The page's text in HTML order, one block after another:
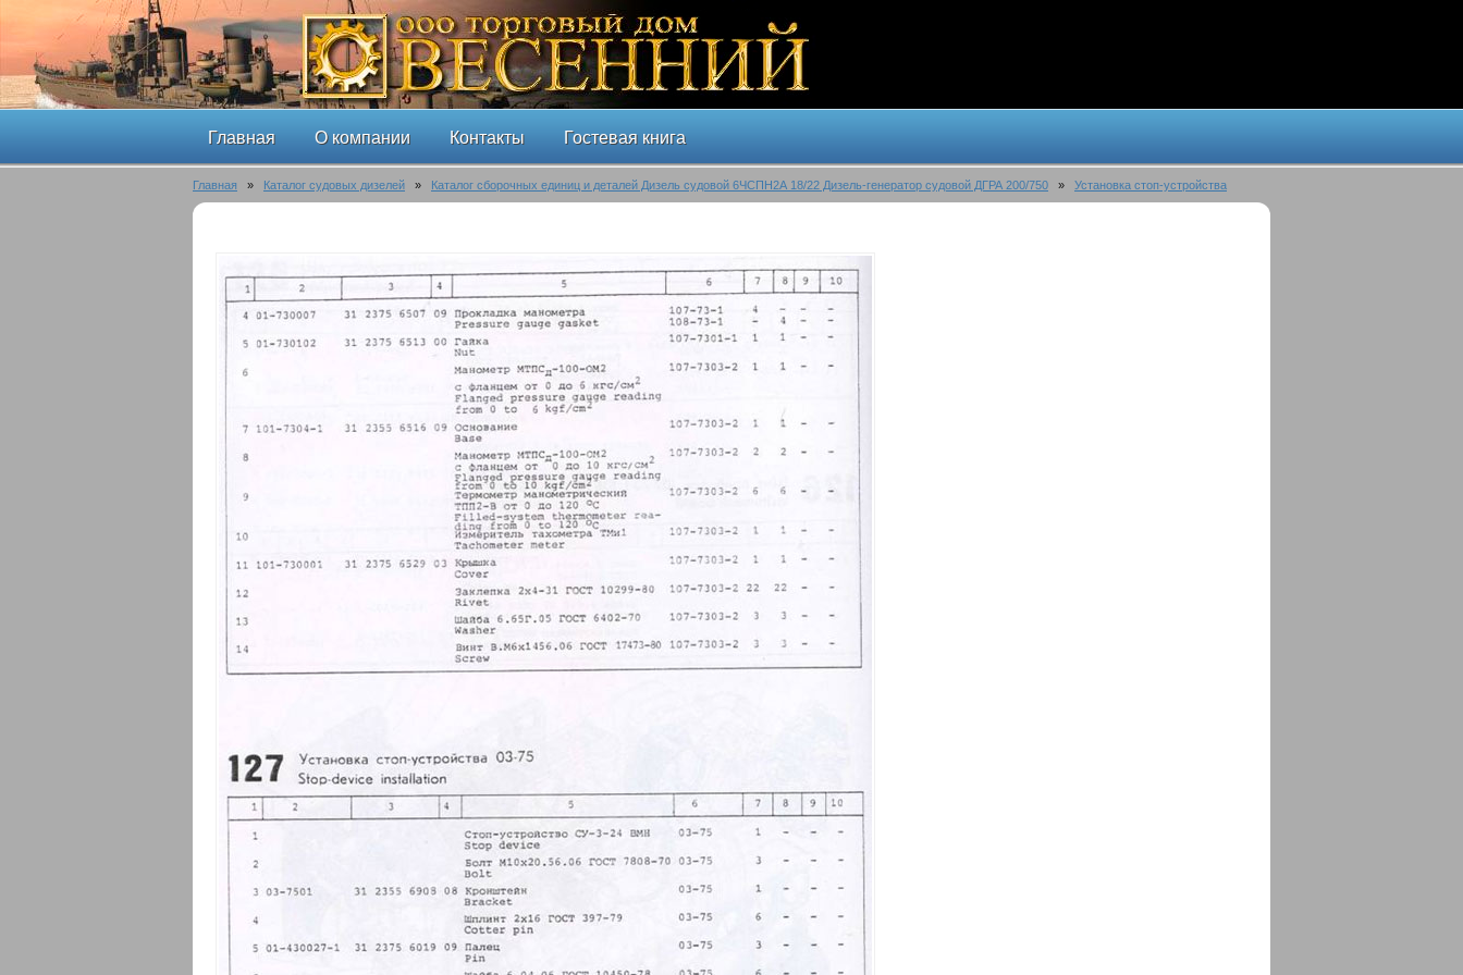
Главная О компании Контакты Гостевая книга
Главная » Каталог судовых дизелей » Каталог сборочных единиц и деталей Дизель судовой 6ЧСПН2А 18/22 Дизель-генератор судовой ДГРА 200/750 » Установка стоп-устройства